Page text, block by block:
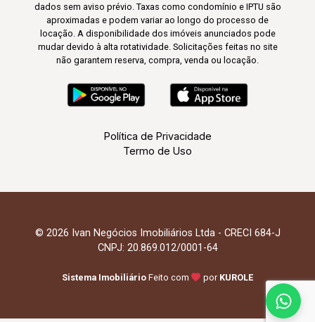
dados sem aviso prévio. Taxas como condomínio e IPTU são
aproximadas e podem variar ao longo do processo de
locação. A disponibilidade dos imóveis anunciados pode
mudar devido à alta rotatividade. Solicitações feitas no site
não garantem reserva, compra, venda ou locação.
Política de Privacidade
Termo de Uso
© 2026 Ivan Negócios Imobiliários Ltda - CRECI 684-J
CNPJ: 20.869.012/0001-64
Sistema Imobiliário Feito com por KUROLE